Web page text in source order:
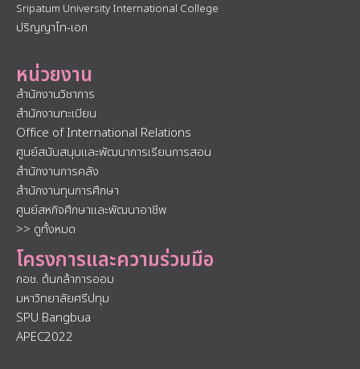
Sripatum University International College
ปริญญาโท-เอก
หน่วยงาน
สำนักงานวิชาการ
สำนักงานทะเบียน
Office of International Relations
ศูนย์สนับสนุนและพัฒนาการเรียนการสอน
สำนักงานการคลัง
สำนักงานทุนการศึกษา
ศูนย์สหกิจศึกษาและพัฒนาอาชีพ
>> ดูทั้งหมด
โครงการและความร่วมมือ
กอช. ต้นกล้าการออม
มหาวิทยาลัยศรีปทุม
SPU Bangbua
APEC2022